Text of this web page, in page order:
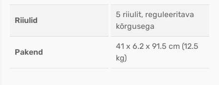
Riiulid
5 riiulit, reguleeritava
kõrgusega
Pakend
41 x 6.2 x 91.5 cm (12.5
kg)